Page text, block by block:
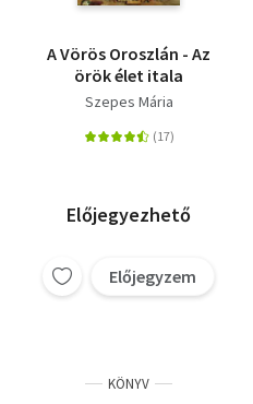
A Vörös Oroszlán - Az
örök élet itala
Szepes Mária
Előjegyezhető
Előjegyzem
KÖNYV